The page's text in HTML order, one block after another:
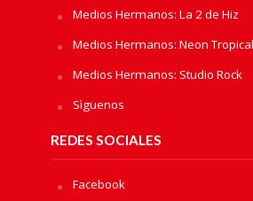
Medios Hermanos: La 2 de Hiz
Medios Hermanos: Neon
Medios Hermanos: Studio Rock
Sìguenos
REDES SOCIALES
Facebook